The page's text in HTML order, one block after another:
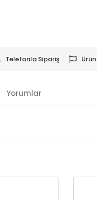
Telefonla Sipariş
Yorumlar